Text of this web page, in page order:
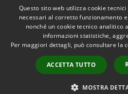
Accessibilità
Privacy
Mappa del sito
Dichiarazione e Feedback
accessibilità sito e app
Questo sito web utilizza cookie
necessari al corretto funzionamento
nonché un cookie tecnico analitico
informazioni statistiche,
Per maggiori dettagli, può consultare la
ACCETTA TUTTO
MOSTRA